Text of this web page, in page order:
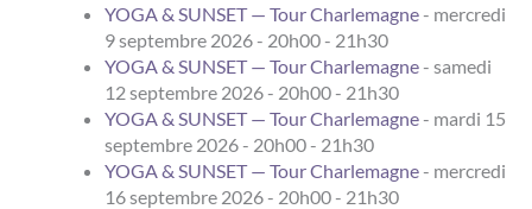
YOGA & SUNSET — Tour Charlemagne- mercredi
9 septembre 2026 - 20h00 - 21h30
YOGA & SUNSET — Tour Charlemagne- samedi
12 septembre 2026 - 20h00 - 21h30
YOGA & SUNSET — Tour Charlemagne- mardi 15
septembre 2026 - 20h00 - 21h30
YOGA & SUNSET — Tour Charlemagne- mercredi
16 septembre 2026 - 20h00 - 21h30